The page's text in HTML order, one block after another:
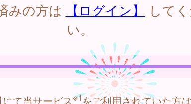
みの方は 【ログイン】
して
い。
て当サービス※1をご利用されていた方